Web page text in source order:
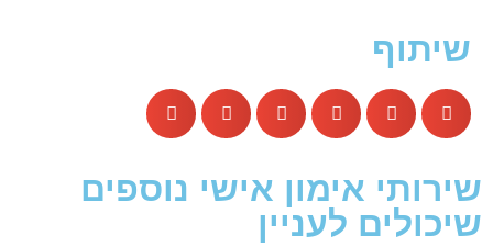
שיתוף
שירותי אימון אישי נוספים
שיכולים לעניין